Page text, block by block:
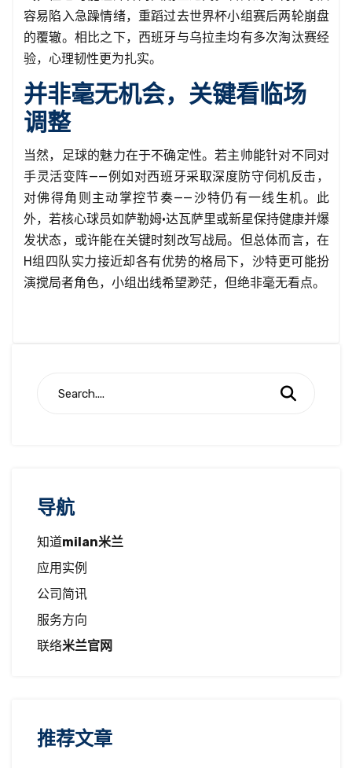
容易陷入急躁情绪，重蹈过去世界杯小组赛后两轮崩盘
的覆辙。相比之下，西班牙与乌拉圭均有多次淘汰赛经
验，心理韧性更为扎实。
并非毫无机会，关键看临场
调整
当然，足球的魅力在于不确定性。若主帅能针对不同对
手灵活变阵——例如对西班牙采取深度防守伺机反击，
对佛得角则主动掌控节奏——沙特仍有一线生机。此
外，若核心球员如萨勒姆·达瓦萨里或新星保持健康并爆
发状态，或许能在关键时刻改写战局。但总体而言，在
H组四队实力接近却各有优势的格局下，沙特更可能扮
演搅局者角色，小组出线希望渺茫，但绝非毫无看点。
导航
知道milan米兰
应用实例
公司简讯
服务方向
联络米兰官网
推荐文章